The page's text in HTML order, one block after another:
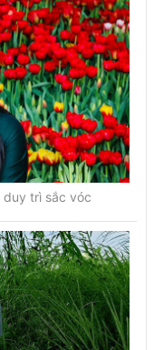
duy trì sắc vóc